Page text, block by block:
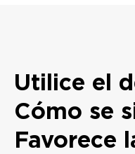
Utilice el
Cómo se
Favorece